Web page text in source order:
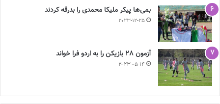
بمی‌ها پیکر ملیکا محمدی را بدرقه کردند
2023-12-25
آزمون 28 بازیکن را به اردو فرا خواند
2023-05-14